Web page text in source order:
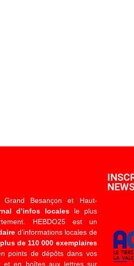
Grand Besançon et Haut-
d’infos localesle plus
HEBDO25 est un
d’informations locales de
plus de 110 000 exemplaires
points de dépôts dans vos
et en boîtes aux lettres sur